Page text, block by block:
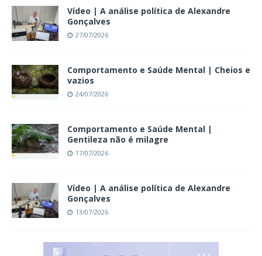
Vídeo | A análise política de Alexandre
Gonçalves
27/07/2026
Comportamento e Saúde Mental | Cheios e
vazios
24/07/2026
Comportamento e Saúde Mental |
Gentileza não é milagre
17/07/2026
Vídeo | A análise política de Alexandre
Gonçalves
13/07/2026